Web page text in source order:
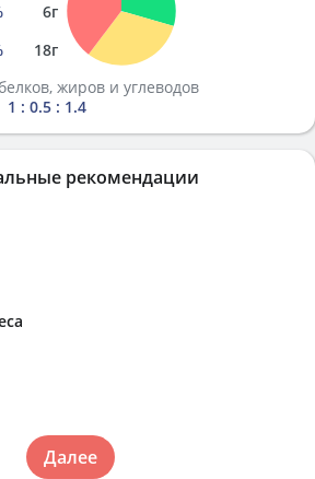
6г
18г
жиров и углеводов
1 : 0.5 : 1.4
рекомендации
Далее